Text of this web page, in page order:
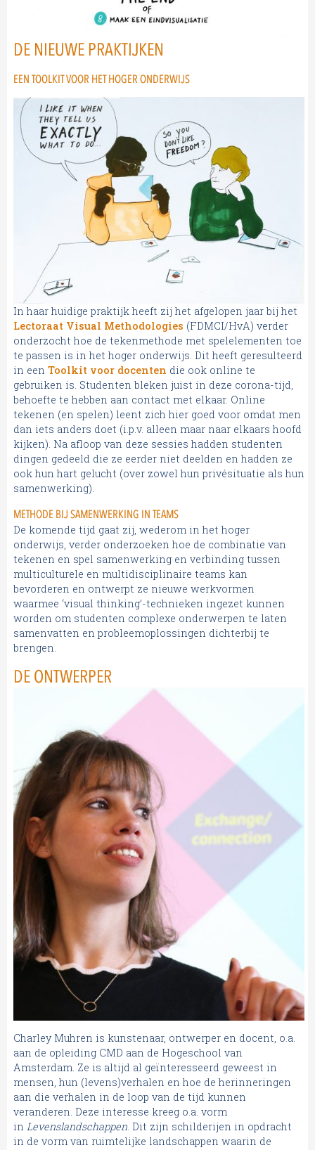
DE NIEUWE PRAKTIJKEN
EEN TOOLKIT VOOR HET HOGER ONDERWIJS
In haar huidige praktijk heeft zij het afgelopen jaar bij het
Lectoraat Visual Methodologies (FDMCI/HvA) verder
onderzocht hoe de tekenmethode met spelelementen toe
te passen is in het hoger onderwijs. Dit heeft geresulteerd
in een Toolkit voor docenten die ook online te
gebruiken is. Studenten bleken juist in deze corona-tijd,
behoefte te hebben aan contact met elkaar. Online
tekenen (en spelen) leent zich hier goed voor omdat men
dan iets anders doet (i.p.v. alleen maar naar elkaars hoofd
kijken). Na afloop van deze sessies hadden studenten
dingen gedeeld die ze eerder niet deelden en hadden ze
ook hun hart gelucht (over zowel hun privésituatie als hun
samenwerking).
METHODE BIJ SAMENWERKING IN TEAMS
De komende tijd gaat zij, wederom in het hoger
onderwijs, verder onderzoeken hoe de combinatie van
tekenen en spel samenwerking en verbinding tussen
multiculturele en multidisciplinaire teams kan
bevorderen en ontwerpt ze nieuwe werkvormen
waarmee ‘visual thinking’-technieken ingezet kunnen
worden om studenten complexe onderwerpen te laten
samenvatten en probleemoplossingen dichterbij te
brengen.
DE ONTWERPER
Charley Muhren is kunstenaar, ontwerper en docent, o.a.
aan de opleiding CMD aan de Hogeschool van
Amsterdam. Ze is altijd al geïnteresseerd geweest in
mensen, hun (levens)verhalen en hoe de herinneringen
aan die verhalen in de loop van de tijd kunnen
veranderen. Deze interesse kreeg o.a. vorm
in Levenslandschappen. Dit zijn schilderijen in opdracht
in de vorm van ruimtelijke landschappen waarin de